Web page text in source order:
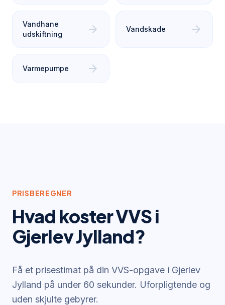
Vandhane
udskiftning
arrow_forward Vandskade arrow_forward
Varmepumpe arrow_forward
PRISBEREGNER
Hvad koster VVS i
Gjerlev Jylland?
Få et prisestimat på din VVS-opgave i Gjerlev
Jylland på under 60 sekunder. Uforpligtende og
uden skjulte gebyrer.